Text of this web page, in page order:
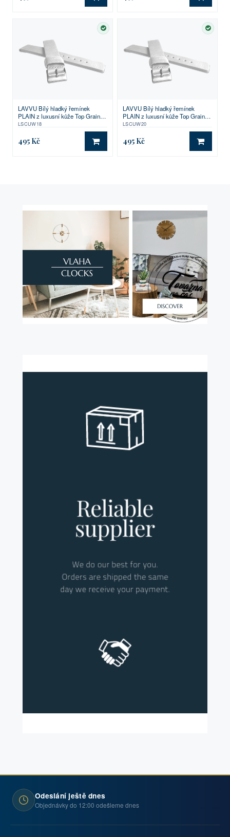
SKLADEM
LAVVU Bílý hladký řemínek
PLAIN z luxusní kůže Top Grain -
18
LSCUW18
495 Kč DO KOŠÍKU
LAVVU Bílý hladký řemínek
PLAIN z luxusní kůže Top Grain -
20
LSCUW20
495 Kč DO
Odeslání ještě dnes
Objednávky do 12:00 odešleme dnes